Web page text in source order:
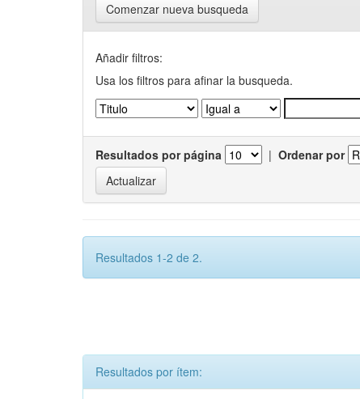
Comenzar nueva busqueda
Añadir filtros:
Usa los filtros para afinar la busqueda.
Resultados por página | Ordenar por
Resultados 1-2 de 2.
Resultados por ítem: